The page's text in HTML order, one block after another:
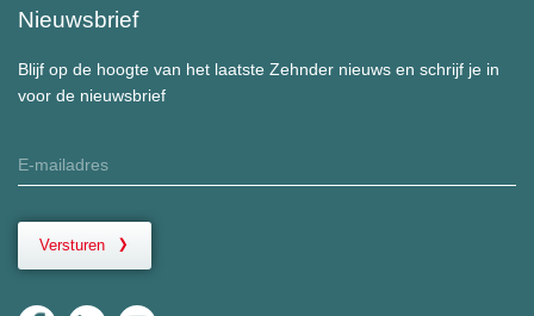
Nieuwsbrief
Blijf op de hoogte van het laatste Zehnder nieuws en schrijf je in
voor de nieuwsbrief
Versturen